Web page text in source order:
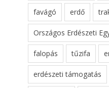
favágó erdő
Országos Erdészeti
falopás tűzifa
erdészeti támogatás